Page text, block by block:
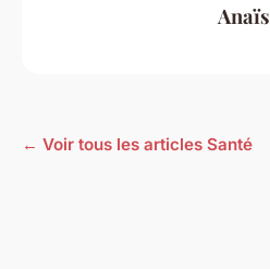
Anaïs
← Voir tous les articles Santé